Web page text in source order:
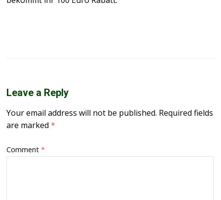
Leave a Reply
Your email address will not be published. Required fields
are marked*
Comment*